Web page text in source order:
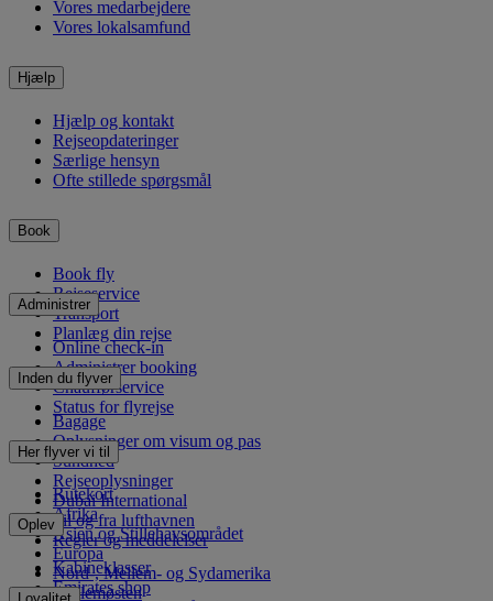
Vores medarbejdere
Vores lokalsamfund
Hjælp
Hjælp og kontakt
Rejseopdateringer
Særlige hensyn
Ofte stillede spørgsmål
Book
Book fly
Rejseservice
Transport
Planlæg din rejse
Administrer
Online check-in
Administrer booking
Chaufførservice
Status for flyrejse
Inden du flyver
Bagage
Oplysninger om visum og pas
Sundhed
Rejseoplysninger
Dubai International
Til og fra lufthavnen
Regler og meddelelser
Her flyver vi til
Rutekort
Afrika
Asien og Stillehavsområdet
Europa
Nord-, Mellem- og Sydamerika
Mellemøsten
Oplev
Kabineklasser
Emirates shop